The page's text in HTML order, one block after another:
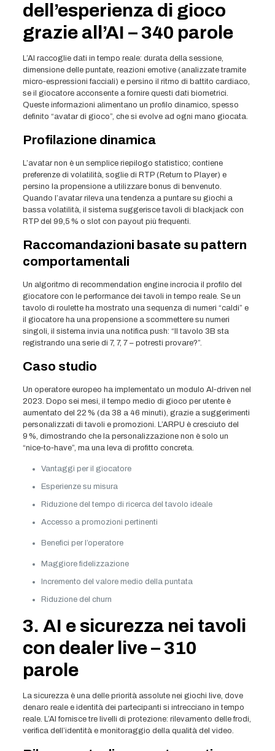
dell’esperienza di gioco
grazie all’AI – 340 parole
L’AI raccoglie dati in tempo reale: durata della sessione,
dimensione delle puntate, reazioni emotive (analizzate tramite
micro‑espressioni facciali) e persino il ritmo di battito cardiaco,
se il giocatore acconsente a fornire questi dati biometrici.
Queste informazioni alimentano un profilo dinamico, spesso
definito “avatar di gioco”, che si evolve ad ogni mano giocata.
Profilazione dinamica
L’avatar non è un semplice riepilogo statistico; contiene
preferenze di volatilità, soglie di RTP (Return to Player) e
persino la propensione a utilizzare bonus di benvenuto.
Quando l’avatar rileva una tendenza a puntare su giochi a
bassa volatilità, il sistema suggerisce tavoli di blackjack con
RTP del 99,5 % o slot con payout più frequenti.
Raccomandazioni basate su pattern
comportamentali
Un algoritmo di recommendation engine incrocia il profilo del
giocatore con le performance dei tavoli in tempo reale. Se un
tavolo di roulette ha mostrato una sequenza di numeri “caldi” e
il giocatore ha una propensione a scommettere su numeri
singoli, il sistema invia una notifica push: “Il tavolo 3B sta
registrando una serie di 7, 7, 7 – potresti provare?”.
Caso studio
Un operatore europeo ha implementato un modulo AI‑driven nel
2023. Dopo sei mesi, il tempo medio di gioco per utente è
aumentato del 22 % (da 38 a 46 minuti), grazie a suggerimenti
personalizzati di tavoli e promozioni. L’ARPU è cresciuto del
9 %, dimostrando che la personalizzazione non è solo un
“nice‑to‑have”, ma una leva di profitto concreta.
Vantaggi per il giocatore
Esperienze su misura
Riduzione del tempo di ricerca del tavolo ideale
Accesso a promozioni pertinenti
Benefici per l’operatore
Maggiore fidelizzazione
Incremento del valore medio della puntata
Riduzione del churn
3. AI e sicurezza nei tavoli
con dealer live – 310
parole
La sicurezza è una delle priorità assolute nei giochi live, dove
denaro reale e identità dei partecipanti si intrecciano in tempo
reale. L’AI fornisce tre livelli di protezione: rilevamento delle frodi,
verifica dell’identità e monitoraggio della qualità del video.